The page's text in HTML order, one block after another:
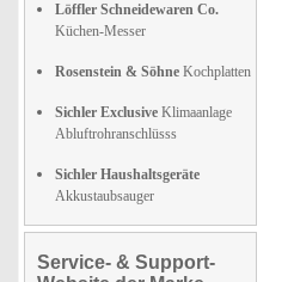
Löffler Schneidewaren Co.
Küchen-Messer
Rosenstein & Söhne Kochplatten
Sichler Exclusive Klimaanlage
Abluftrohranschlüsss
Sichler Haushaltsgeräte
Akkustaubsauger
Service- & Support-